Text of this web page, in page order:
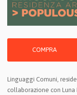
COMPRA
Linguaggi Comuni,
collaborazione con